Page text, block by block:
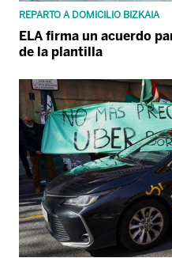
REPARTO A DOMICILIO BIZKAIA
ELA firma un acuerdo
de la plantilla